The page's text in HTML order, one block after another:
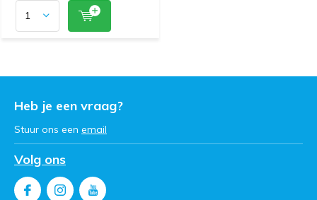
Heb je een vraag?
Stuur ons een email
Volg ons